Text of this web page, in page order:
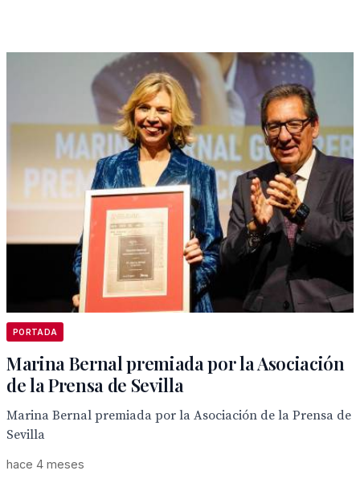
PORTADA
Marina Bernal premiada por la Asociación
de la Prensa de Sevilla
Marina Bernal premiada por la Asociación de la Prensa de
Sevilla
hace 4 meses